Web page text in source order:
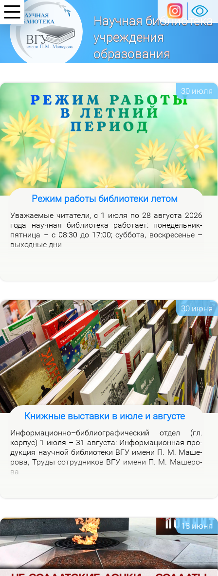
Научная библиотека
учреждения
образования
государственный университет
имени П. М. Машерова»
30 июля
Режим работы библиотеки летом
Ува­жа­е­мые чи­та­те­ли, с 1 июля по 28 ав­гу­ста 2026
го­да на­уч­ная биб­лио­те­ка ра­бо­та­ет: по­не­дель­ник-
пят­ни­ца – с 08:30 до 17:00; суб­бо­та, вос­кре­се­нье –
вы­ход­ные дни
30 июня
Книжные выставки в июле и августе
Ин­фор­ма­ци­он­но–биб­лио­гра­фи­че­ский от­дел (гл.
кор­пус) 1 июля – 31 ав­гу­ста: Ин­фор­ма­ци­он­ная про­
дук­ция на­уч­ной биб­лио­те­ки ВГУ име­ни П. М. Ма­ше­
ро­ва, Тру­ды со­труд­ни­ков ВГУ име­ни П. М. Ма­ше­ро­
ва
18 июня